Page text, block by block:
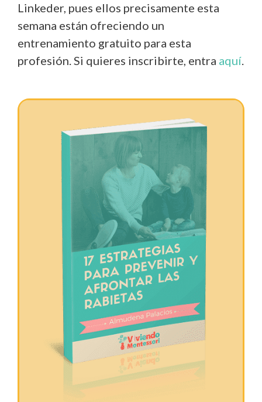
Linkeder, pues ellos precisamente esta
semana están ofreciendo un
entrenamiento gratuito para esta
profesión. Si quieres inscribirte, entra aquí.